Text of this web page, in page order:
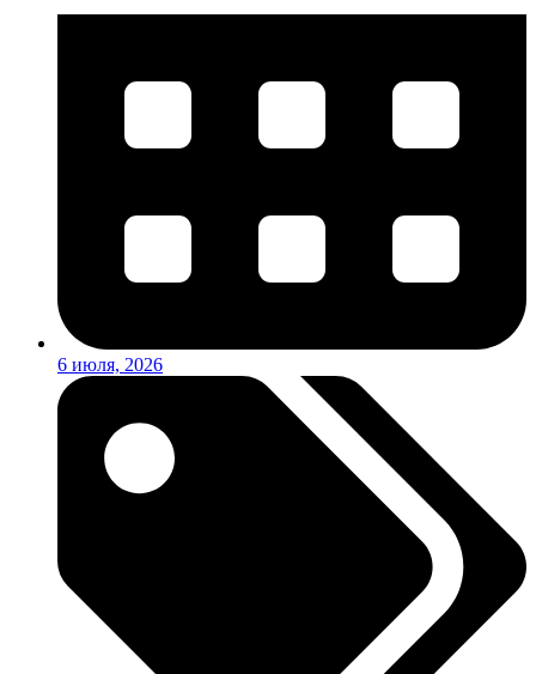
6 июля, 2026